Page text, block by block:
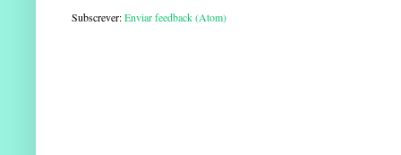
Subscrever:Enviar feedback (Atom)